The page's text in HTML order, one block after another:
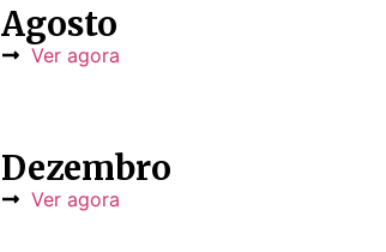
Agosto
Ver agora
Dezembro
Ver agora